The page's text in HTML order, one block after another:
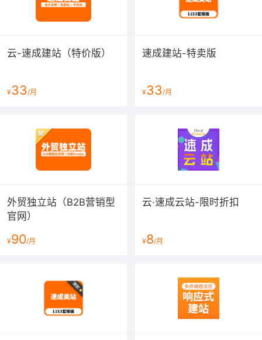
云-速成建站（特价版）
¥33/月
速成建站-特卖版
¥33/月
外贸独立站（B2B营销型
官网）
¥90/月
云·速成云站-限时折扣
¥8/月